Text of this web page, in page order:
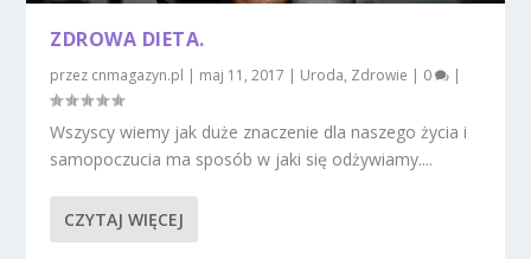
ZDROWA DIETA.
przez cnmagazyn.pl maj 11, 2017 Uroda, Zdrowie 0
Wszyscy wiemy jak duże znaczenie dla naszego życia i
samopoczucia ma sposób w jaki się odżywiamy....
CZYTAJ WIĘCEJ